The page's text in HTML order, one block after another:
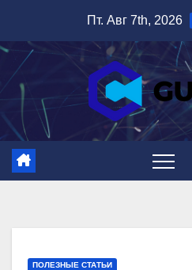
содержимому
Пт. Авг 7th, 2026
ПОЛЕЗНЫЕ СТАТЬИ